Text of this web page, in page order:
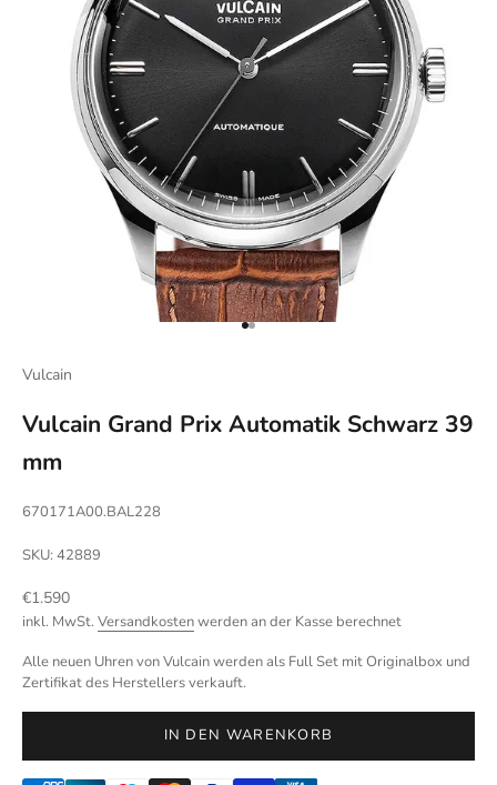
Gehe zu Element 1
Gehe zu Element 2
Vulcain
Vulcain Grand Prix Automatik Schwarz 39
mm
670171A00.BAL228
SKU: 42889
Angebot
€1.590
inkl. MwSt. Versandkostenwerden an der Kasse berechnet
Alle neuen Uhren von Vulcain werden als Full Set mit Originalbox und
Zertifikat des Herstellers verkauft.
IN DEN WARENKORB